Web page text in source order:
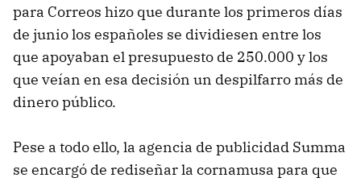
para Correos hizo que durante los primeros días
de junio los españoles se dividiesen entre los
que apoyaban el presupuesto de 250.000 y los
que veían en esa decisión un despilfarro más de
dinero público.
Pese a todo ello, la agencia de publicidad Summa
se encargó de rediseñar la cornamusa para que